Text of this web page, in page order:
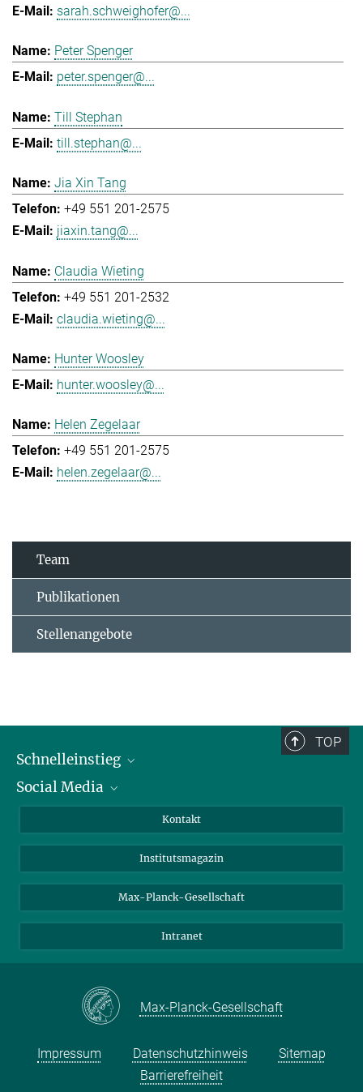
sarah.schweighofer@...
Peter Spenger
peter.spenger@...
Till Stephan
till.stephan@...
Jia Xin Tang
+49 551 201-2575
jiaxin.tang@...
Claudia Wieting
+49 551 201-2532
claudia.wieting@...
Hunter Woosley
hunter.woosley@...
Helen Zegelaar
+49 551 201-2575
helen.zegelaar@...
Team
Publikationen
Stellenangebote
TOP
Schnelleinstieg
Alumni
Fördernde
Schulen
Studierende
Social Media
Bluesky
Facebook
YouTube
Kontakt
Institutsmagazin
Max-Planck-Gesellschaft
Intranet
Max-Planck-Gesellschaft
Impressum Datenschutzhinweis
Sitemap
Barrierefreiheit